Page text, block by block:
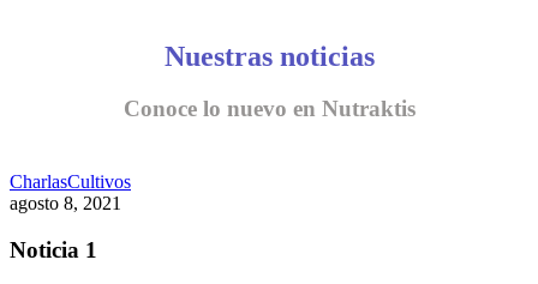
Nuestras noticias
Conoce lo nuevo en Nutraktis
CharlasCultivos
agosto 8, 2021
Noticia 1